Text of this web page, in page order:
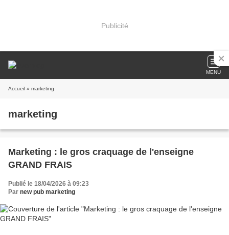
Publicité
MENU
Accueil » marketing
marketing
Marketing : le gros craquage de l'enseigne
GRAND FRAIS
Publié le 18/04/2026 à 09:23
Par new pub marketing